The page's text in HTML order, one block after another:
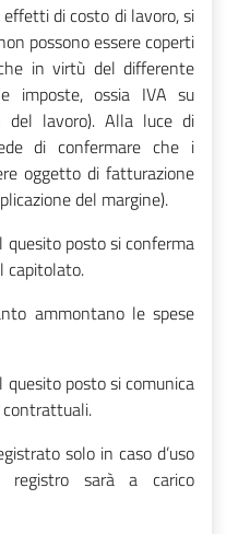
di costo di lavoro, si
possono esserecoperti
in virtù del differente
imposte, ossia IVA su
del lavoro). Alla luce di
di confermare che i
oggetto di fatturazione
del margine).
quesito posto si conferma
capitolato.
ammontano le spese
quesito posto si comunica
contrattuali.
solo in caso d’uso
sarà a carico